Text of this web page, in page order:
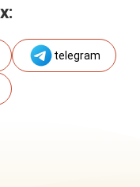
telegram